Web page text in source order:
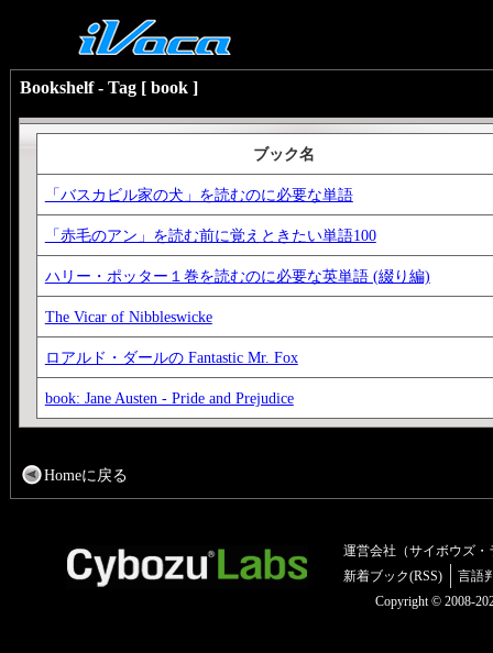
Bookshelf - Tag [ book ]
ブック名
「バスカビル家の犬」を読むのに必要な単語
「赤毛のアン」を読む前に覚えときたい単語100
ハリー・ポッター１巻を読むのに必要な英単語 (綴り編)
The Vicar of Nibbleswicke
ロアルド・ダールの Fantastic Mr. Fox
book: Jane Austen - Pride and Prejudice
Homeに戻る
運営会社（サイボウズ・
新着ブック(RSS)
言語
Copyright © 2008-